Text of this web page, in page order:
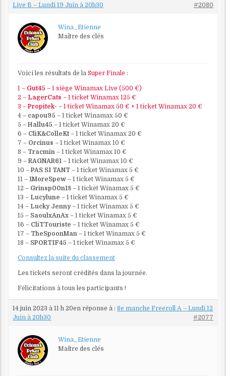
Live B – Lundi 19 Juin à 20h30
#2080
Wina_Etienne
Maître des clés
Voici les résultats de laSuper Finale :
1 – Gut45– 1 siège Winamax Live (500 €)
2 – LagerCats– 1 ticket Winamax 125 €
3 –Propitek-– 1 ticket Winamax 50 € + 1 ticket Winamax 20 €
4 – capou95– 1 ticket Winamax 50 €
5 –Hallu45– 1 ticket Winamax 20 €
6 – CliK&ColleKt– 1 ticket Winamax 20 €
7 – Orcinus– 1 ticket Winamax 10 €
8 – Tracmin– 1 ticket Winamax 10 €
9 –RAGNAR61– 1 ticket Winamax 10 €
10 –PAS SI TANT– 1 ticket Winamax 5 €
11 –1MoreSpew– 1 ticket Winamax 5 €
12 – Grinsp00n18– 1 ticket Winamax 5 €
13 – Lucylune– 1 ticket Winamax 5 €
14 – Lucky Jenny– 1 ticket Winamax 5 €
15 – SaoulxAnAx– 1 ticket Winamax 5 €
16 – CliTTouriste– 1 ticket Winamax 5 €
17 – TheSpoonMan– 1 ticket Winamax 5 €
18 – SPORTIF45– 1 ticket Winamax 5 €
Consultez la suite du classement
Les tickets seront crédités dans la journée.
Félicitations à tous les participants !
14 juin 2023 à 11 h 20en réponse à :8e manche Freeroll A – Lundi 12
Juin à 20h30
#2077
Wina_Etienne
Maître des clés